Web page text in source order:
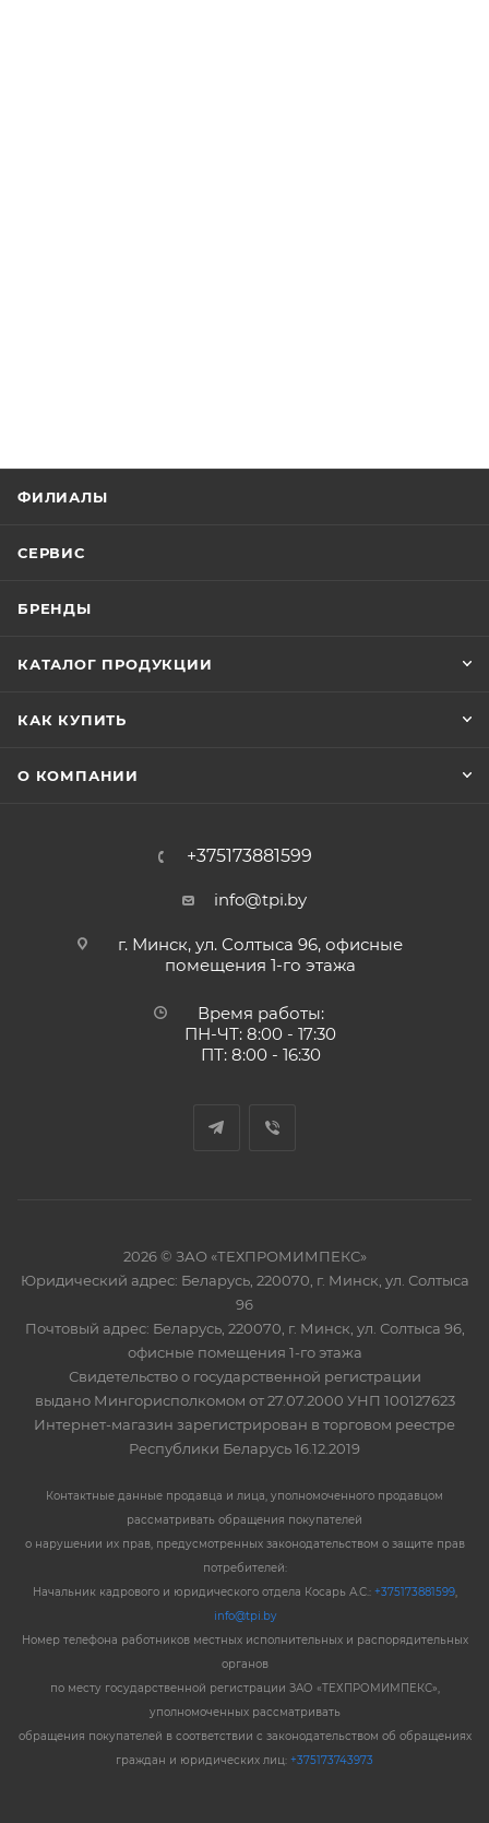
ФИЛИАЛЫ
СЕРВИС
БРЕНДЫ
КАТАЛОГ ПРОДУКЦИИ
КАК КУПИТЬ
О КОМПАНИИ
+375173881599
info@tpi.by
г. Минск, ул. Солтыса 96, офисные
помещения 1-го этажа
Время работы:
ПН-ЧТ: 8:00 - 17:30
ПТ: 8:00 - 16:30
2026 © ЗАО «ТЕХПРОМИМПЕКС»
Юридический адрес: Беларусь, 220070, г. Минск, ул. Солтыса
96
Почтовый адрес: Беларусь, 220070, г. Минск, ул. Солтыса 96,
офисные помещения 1-го этажа
Свидетельство о государственной регистрации
выдано Мингорисполкомом от 27.07.2000 УНП 100127623
Интернет-магазин зарегистрирован в торговом реестре
Республики Беларусь 16.12.2019
Контактные данные продавца и лица, уполномоченного продавцом
рассматривать обращения покупателей
о нарушении их прав, предусмотренных законодательством о защите прав
потребителей:
Начальник кадрового и юридического отдела Косарь А.С.: +375173881599,
info@tpi.by
Номер телефона работников местных исполнительных и распорядительных
органов
по месту государственной регистрации ЗАО «ТЕХПРОМИМПЕКС»,
уполномоченных рассматривать
обращения покупателей в соответствии с законодательством об обращениях
граждан и юридических лиц: +375173743973